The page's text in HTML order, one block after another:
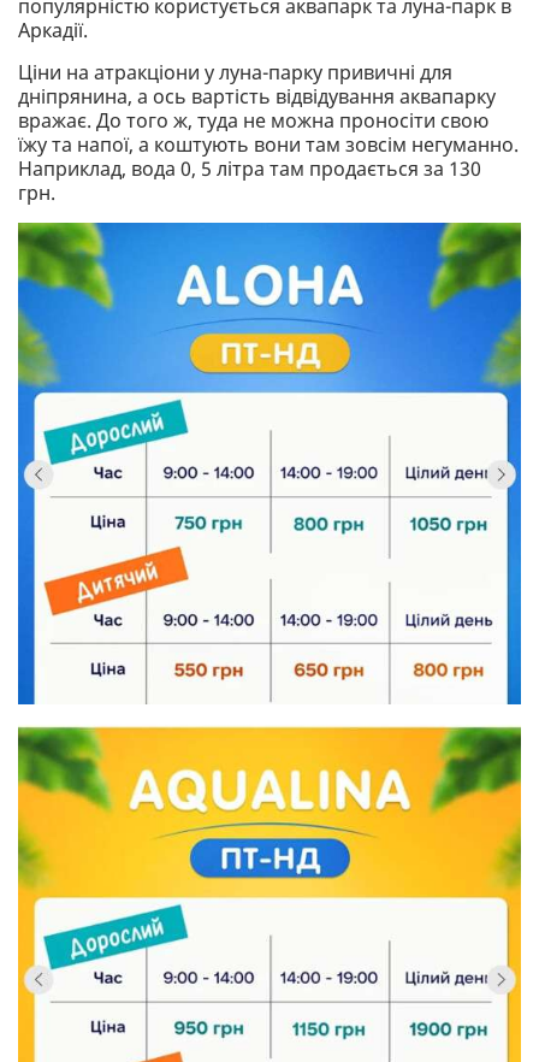
популярністю користується аквапарк та луна-парк в
Аркадії.
Ціни на атракціони у луна-парку привичні для
дніпрянина, а ось вартість відвідування аквапарку
вражає. До того ж, туда не можна проносіти свою
їжу та напої, а коштують вони там зовсім негуманно.
Наприклад, вода 0, 5 літра там продається за 130
грн.